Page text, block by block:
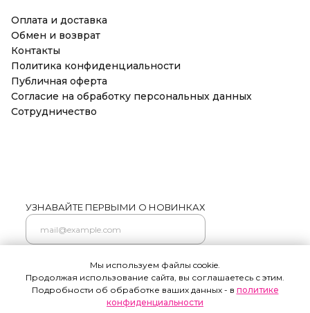
Мы используем файлы cookie.
Продолжая использование сайта, вы соглашаетесь с этим.
Подробности об обработке ваших данных - в политике
конфиденциальности
Оплата и доставка
Обмен и возврат
Контакты
Политика конфиденциальности
Публичная оферта
Согласие на обработку персональных данных
Сотрудничество
УЗНАВАЙТЕ ПЕРВЫМИ О НОВИНКАХ
Подписаться
обработку моих персональных данных и ознакомлен (а) с
условиями Политики конфиденциальности, Также я
выражаю свое Согласие с ч.1 ст.18 ФЗ от 13/03/2006 №38-ФЗ "О
рекламе" на направление мне на указанную мной